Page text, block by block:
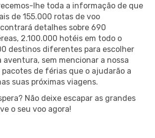
lhe toda a informação de que
de 155.000 rotas de voo
detalhes sobre 690
2.100.000 hotéis em todo o
destinos diferentes para escolher
aventura, sem mencionar a nossa
de férias que o ajudarão a
suas próximas viagens.
Não deixe escapar as grandes
o seu voo agora!